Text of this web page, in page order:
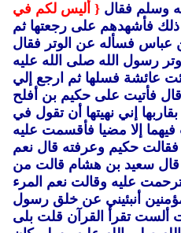
وسلم فقال { أليس لكم في
فأشهدهم على رجعتها ثم
عباس فسأله عن الوتر فقال
رسول الله صلى الله عليه
عائشة فسلها ثم ارجع إلي
فأتيت على حكيم بن أفلح
إني نهيتها أن تقول في
فيهما إلا مضيا فأقسمت عليه
فقالت حكيم وعرفته قال نعم
سعيد بن هشام قالت من
عليه وقالت نعم المرء
أنبئيني عن خلق رسول
ألست تقرأ القرآن قلت بلى